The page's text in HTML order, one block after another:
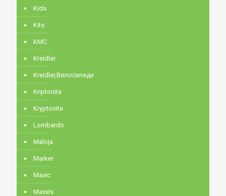
Kids
Kits
KMC
Kreidler
Kreidler,Велосипеди
Kriptonite
Kryptonite
Lombardo
Maloja
Marker
Mavic
Maxxis